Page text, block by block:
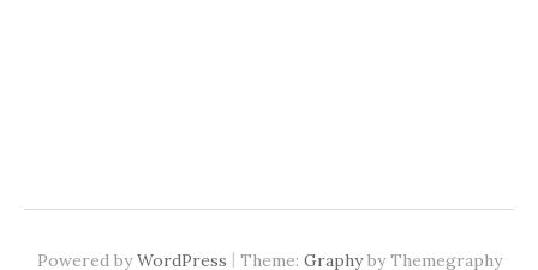
Powered byWordPress | Theme: Graphyby Themegraphy